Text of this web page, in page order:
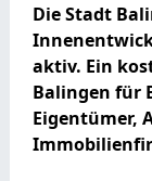
Die Stadt
aktiv. Ein
Balingen für
Eigentümer,